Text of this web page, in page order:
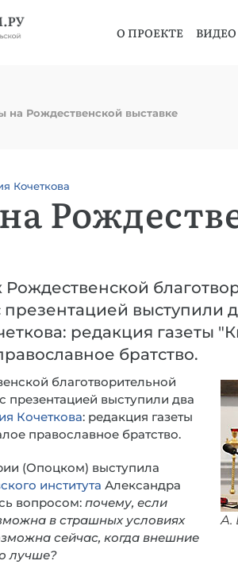
О ПРОЕКТЕ ВИДЕО
на Рождественской выставке
Кочеткова
Рождественской
презентацией выступили
редакция газеты
братство.
А.
благотворительной
презентацией выступили два
Кочеткова: редакция газеты
православное братство.
(Опоцком) выступила
института Александра
вопросом: почему, если
в страшных условиях
сейчас, когда внешние
лучше?